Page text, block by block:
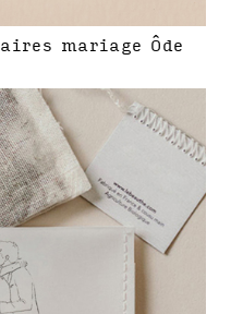
mariage Ôde